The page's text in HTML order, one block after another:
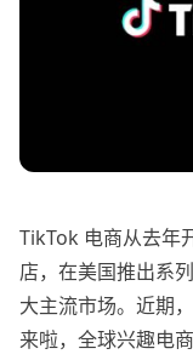
TikTok 电商从去年
店，在美国推出系
大主流市场。近期
来啦，全球兴趣电商